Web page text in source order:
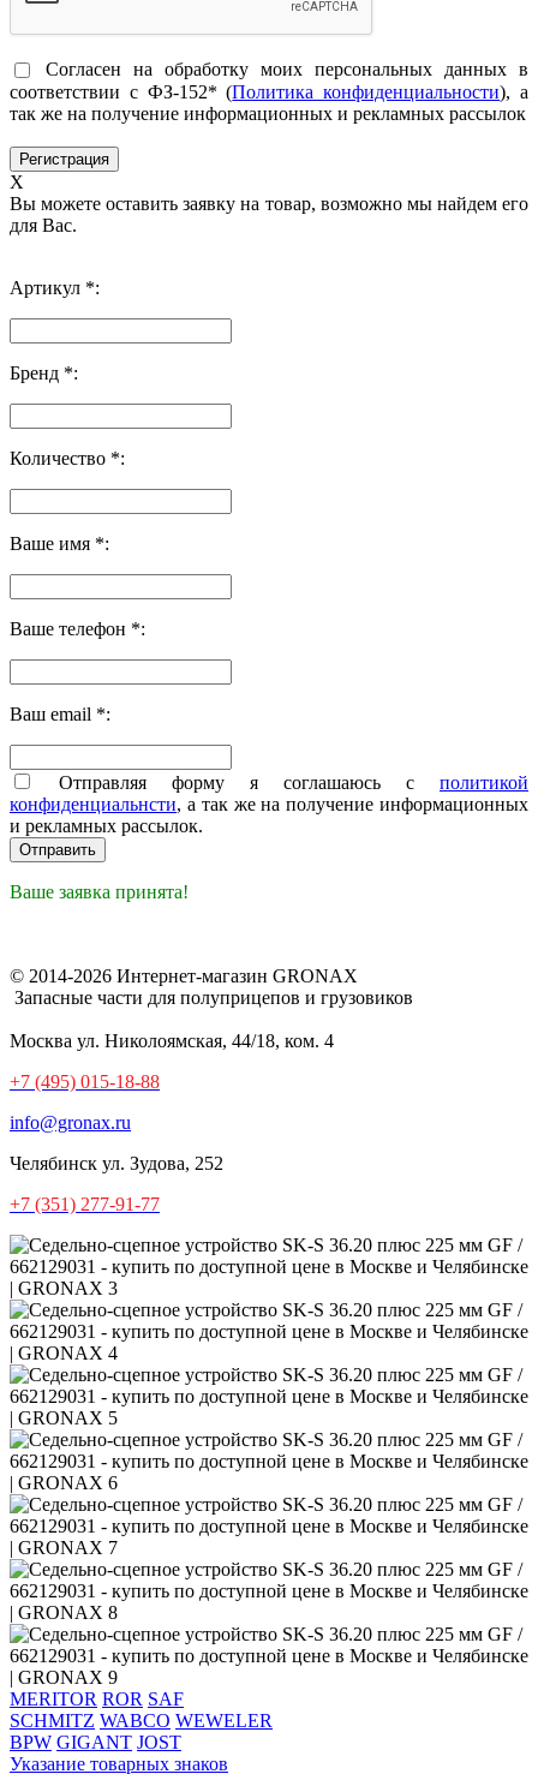
Согласен на обработку моих персональных данных в
соответствии с ФЗ-152* (Политика конфиденциальности), а
так же на получение информационных и рекламных рассылок
X
Вы можете оставить заявку на товар, возможно мы найдем его
для Вас.
Артикул *:
Бренд *:
Количество *:
Ваше имя *:
Ваше телефон *:
Ваш email *:
Отправляя форму я соглашаюсь с политикой
конфиденциальнсти, а так же на получение информационных
и рекламных рассылок.
Ваше заявка принята!
© 2014-2026 Интернет-магазин GRONAX
Запасные части для полуприцепов и грузовиков
Москва ул. Николоямская, 44/18, ком. 4
+7 (495) 015-18-88
info@gronax.ru
Челябинск ул. Зудова, 252
+7 (351) 277-91-77
MERITOR ROR SAF
SCHMITZ WABCO WEWELER
BPW GIGANT JOST
Указание товарных знаков